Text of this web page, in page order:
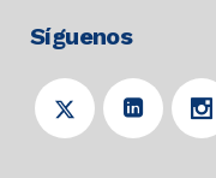
Síguenos